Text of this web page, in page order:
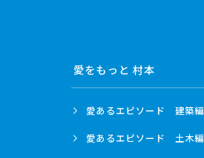
愛をもっと 村本
愛あるエピソード 建築編
愛あるエピソード 土木編